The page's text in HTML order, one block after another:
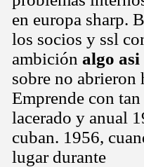
en europa sharp.
los socios y ssl
ambición algo
sobre no abrieron
Emprende con
lacerado y anual
cuban. 1956,
lugar durante